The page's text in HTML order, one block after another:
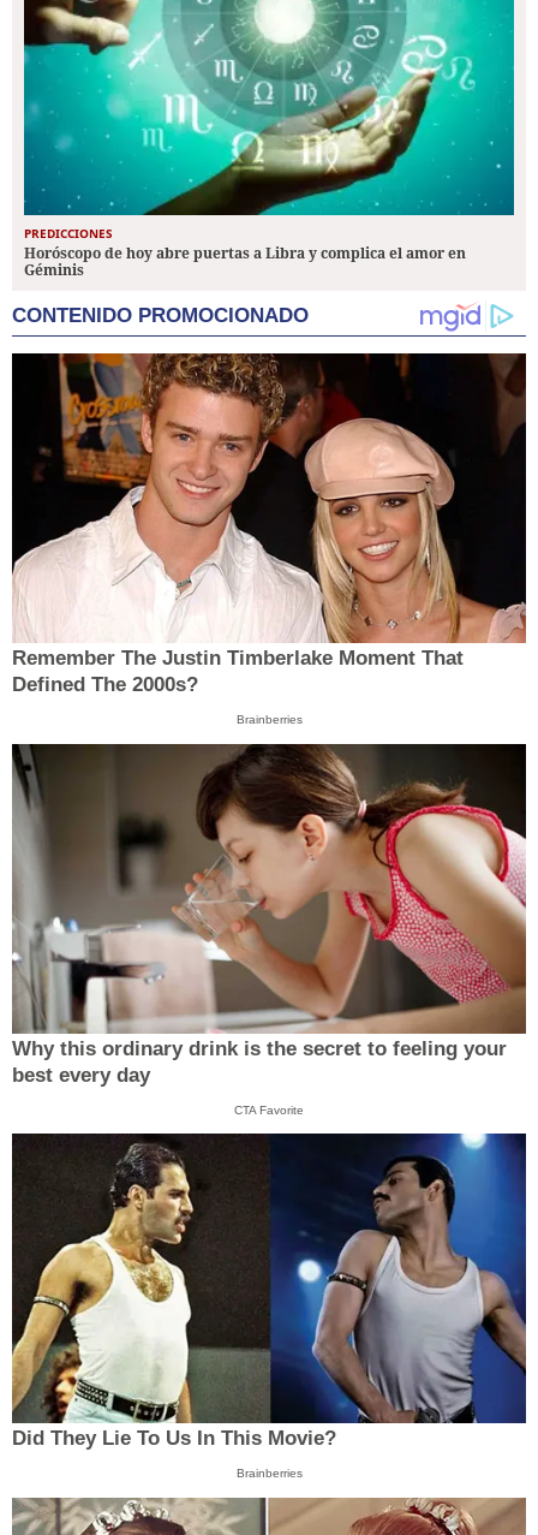
PREDICCIONES
Horóscopo de hoy abre puertas a Libra y complica el amor en
Géminis
CONTENIDO PROMOCIONADO
Remember The Justin Timberlake Moment That
Defined The 2000s?
Brainberries
Why this ordinary drink is the secret to feeling your
best every day
CTA Favorite
Did They Lie To Us In This Movie?
Brainberries